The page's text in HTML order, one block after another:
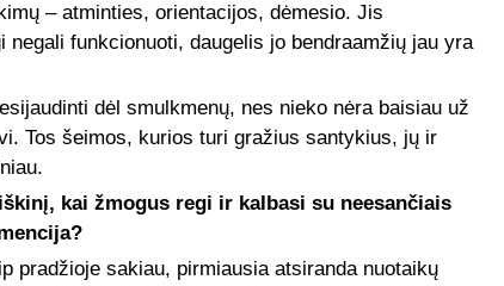
– atminties, orientacijos, dėmesio. Jis
funkcionuoti, daugelis jo bendraamžių jau yra
dėl smulkmenų, nes nieko nėra baisiau už
Tos šeimos, kurios turi gražius santykius, jų ir
kai žmogus regi ir kalbasi su neesančiais
pradžioje sakiau, pirmiausia atsiranda nuotaikų